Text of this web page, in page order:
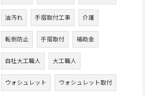
油汚れ 手摺取付工事 介護
転倒防止 手摺取付 補助金
自社大工職人 大工職人
ウォシュレット ウォシュレット取付